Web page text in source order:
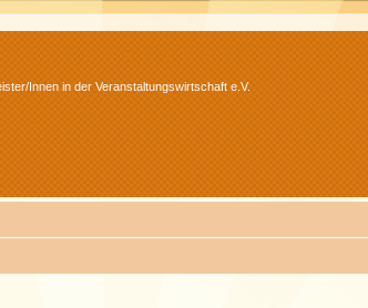
Innen in der Veranstaltungswirtschaft e.V.